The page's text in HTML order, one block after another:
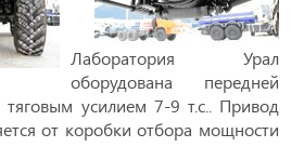
Лаборатория Урал
оборудована передней
тяговым усилием 7-9 т.с.. Привод
от коробки отбора мощности